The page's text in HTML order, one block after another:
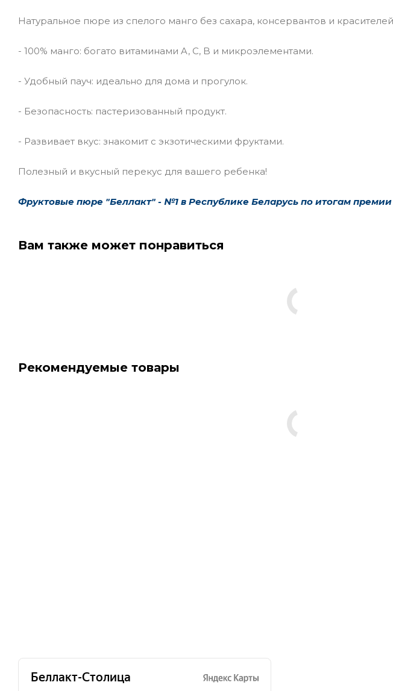
Натуральное пюре из спелого манго без сахара, консервантов и
- 100% манго: богато витаминами A, C, B и микроэлементами.
- Удобный пауч: идеально для дома и прогулок.
- Безопасность: пастеризованный продукт.
- Развивает вкус: знакомит с экзотическими фруктами.
Полезный и вкусный перекус для вашего ребенка!
Фруктовые пюре "Беллакт" - №1 в Республике Беларусь по итогам
Вам также может понравиться
Рекомендуемые товары